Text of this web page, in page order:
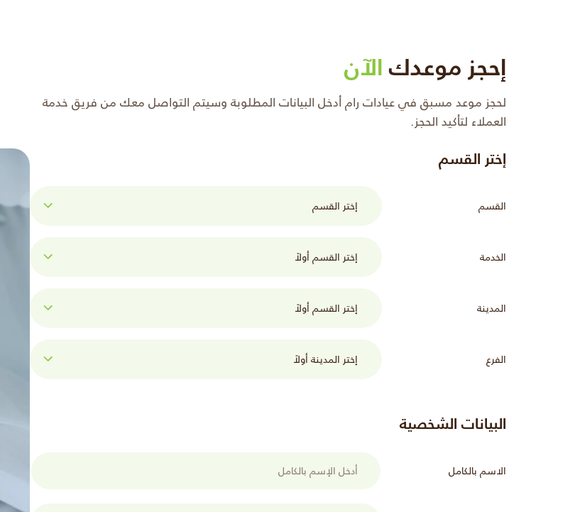
إحجز موعدكالآن
لحجز موعد مسبق في عيادات رام أدخل البيانات المطلوبة وسيتم التواصل معك من فريق خدمة
العملاء لتأكيد الحجز.
إختر القسم
القسم
الخدمة
المدينة
الفرع
البيانات الشخصية
الاسم بالكامل